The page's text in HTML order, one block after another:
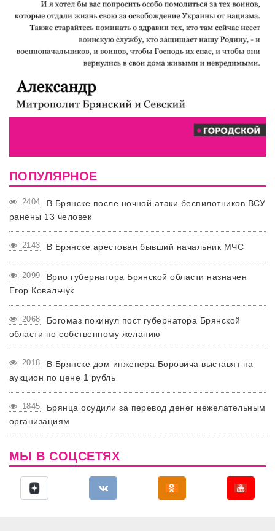
ПОПУЛЯРНОЕ
2404
В Брянске после ночной атаки беспилотников ВСУ
ранены 13 человек
2143 В Брянске арестован бывший начальник МЧС
2099
Врио губернатора Брянской области назначен
Егор Ковальчук
2068
Богомаз покинул пост губернатора Брянской
области по собственному желанию
2018
В Брянске дом инженера Боровича выставят на
аукцион по цене 1 рубль
1845
Брянца осудили за перевод денег нежелательным
организациям
МЫ В СОЦСЕТЯХ